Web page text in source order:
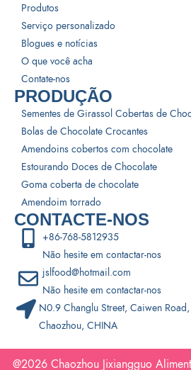
Produtos
Serviço personalizado
Blogues e notícias
O que você acha
Contate-nos
PRODUÇÃO
Sementes de Girassol Cobertas de
Bolas de Chocolate Crocantes
Amendoins cobertos com chocolate
Estourando Doces de Chocolate
Goma coberta de chocolate
Amendoim torrado
CONTACTE-NOS
+86-768-5812935
Não hesite em contactar-nos
jslfood@hotmail.com
Não hesite em contactar-nos
N0.9 Changlu Street, Caiwen
Chaozhou, CHINA
@2026 Chaozhou Jixiangguo